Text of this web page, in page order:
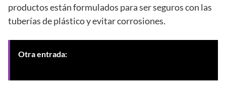
productos están formulados para ser seguros con las
tuberías de plástico y evitar corrosiones.
Otra entrada: